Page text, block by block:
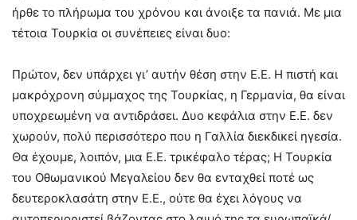
ήρθε το πλήρωμα του χρόνου και άνοιξε τα πανιά. Με μια
τέτοια Τουρκία οι συνέπειες είναι δυο:
Πρώτον, δεν υπάρχει γι’ αυτήν θέση στην Ε.Ε. Η πιστή και
μακρόχρονη σύμμαχος της Τουρκίας, η Γερμανία, θα είναι
υποχρεωμένη να αντιδράσει. Δυο κεφάλια στην Ε.Ε. δεν
χωρούν, πολύ περισσότερο που η Γαλλία διεκδικεί ηγεσία.
Θα έχουμε, λοιπόν, μια Ε.Ε. τρικέφαλο τέρας; Η Τουρκία
του Οθωμανικού Μεγαλείου δεν θα ενταχθεί ποτέ ως
δευτεροκλασάτη στην Ε.Ε., ούτε θα έχει λόγους να